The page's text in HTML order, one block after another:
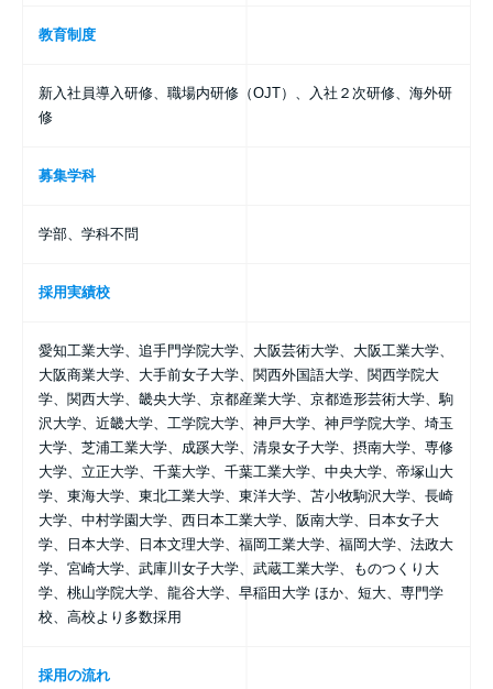
教育制度
新入社員導入研修、職場内研修（OJT）、入社２次研修、海外研
修
募集学科
学部、学科不問
採用実績校
愛知工業大学、追手門学院大学、大阪芸術大学、大阪工業大学、
大阪商業大学、大手前女子大学、関西外国語大学、関西学院大
学、関西大学、畿央大学、京都産業大学、京都造形芸術大学、駒
沢大学、近畿大学、工学院大学、神戸大学、神戸学院大学、埼玉
大学、芝浦工業大学、成蹊大学、清泉女子大学、摂南大学、専修
大学、立正大学、千葉大学、千葉工業大学、中央大学、帝塚山大
学、東海大学、東北工業大学、東洋大学、苫小牧駒沢大学、長崎
大学、中村学園大学、西日本工業大学、阪南大学、日本女子大
学、日本大学、日本文理大学、福岡工業大学、福岡大学、法政大
学、宮崎大学、武庫川女子大学、武蔵工業大学、ものつくり大
学、桃山学院大学、龍谷大学、早稲田大学 ほか、短大、専門学
校、高校より多数採用
採用の流れ